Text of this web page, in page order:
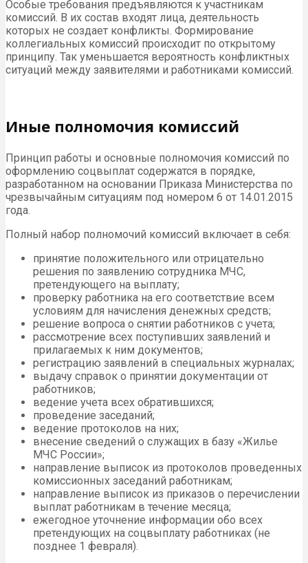
Особые требования предъявляются к участникам
комиссий. В их состав входят лица, деятельность
которых не создает конфликты. Формирование
коллегиальных комиссий происходит по открытому
принципу. Так уменьшается вероятность конфликтных
ситуаций между заявителями и работниками комиссий.
Иные полномочия комиссий
Принцип работы и основные полномочия комиссий по
оформлению соцвыплат содержатся в порядке,
разработанном на основании Приказа Министерства по
чрезвычайным ситуациям под номером 6 от 14.01.2015
года.
Полный набор полномочий комиссий включает в себя:
принятие положительного или отрицательно
решения по заявлению сотрудника МЧС,
претендующего на выплату;
проверку работника на его соответствие всем
условиям для начисления денежных средств;
решение вопроса о снятии работников с учета;
рассмотрение всех поступивших заявлений и
прилагаемых к ним документов;
регистрацию заявлений в специальных журналах;
выдачу справок о принятии документации от
работников;
ведение учета всех обратившихся;
проведение заседаний;
ведение протоколов на них;
внесение сведений о служащих в базу «Жилье
МЧС России»;
направление выписок из протоколов проведенных
комиссионных заседаний работникам;
направление выписок из приказов о перечислении
выплат работникам в течение месяца;
ежегодное уточнение информации обо всех
претендующих на соцвыплату работниках (не
позднее 1 февраля).